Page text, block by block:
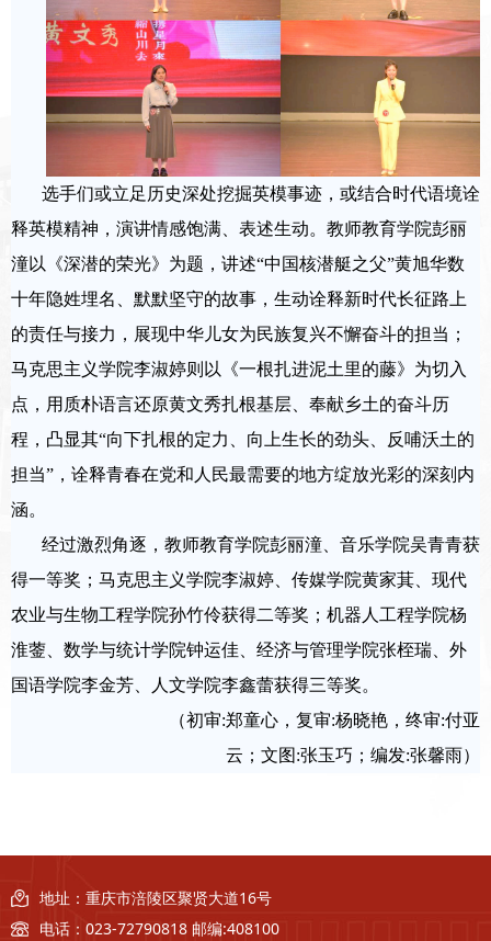
选手们或立足历史深处挖掘英模事迹，或结合时代语境诠
释英模精神，演讲情感饱满、表述生动。教师教育学院彭丽
潼以《深潜的荣光》为题，讲述“中国核潜艇之父”黄旭华数
十年隐姓埋名、默默坚守的故事，生动诠释新时代长征路上
的责任与接力，展现中华儿女为民族复兴不懈奋斗的担当；
马克思主义学院李淑婷则以《一根扎进泥土里的藤》为切入
点，用质朴语言还原黄文秀扎根基层、奉献乡土的奋斗历
程，凸显其“向下扎根的定力、向上生长的劲头、反哺沃土的
担当” ，诠释青春在党和人民最需要的地方绽放光彩的深刻内
涵。
经过激烈角逐，教师教育学院彭丽潼、音乐学院吴青青获
得一等奖；马克思主义学院李淑婷、传媒学院黄家萁、现代
农业与生物工程学院孙竹伶获得二等奖；机器人工程学院杨
淮蓥、数学与统计学院钟运佳、经济与管理学院张桎瑞、外
国语学院李金芳、人文学院李鑫蕾获得三等奖。
（初审:郑童心，复审:杨晓艳，终审:付亚
云；文图:张玉巧；编发:张馨雨）
地址：重庆市涪陵区聚贤大道16号
电话：023-72790818 邮编:408100